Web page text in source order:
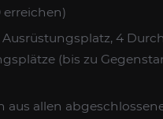
erreichen)
4
(bis zu
allen